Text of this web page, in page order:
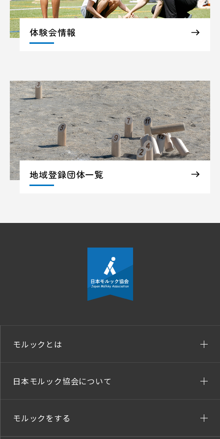
体験会情報
地域登録団体一覧
モルックとは
日本モルック協会について
モルックをする